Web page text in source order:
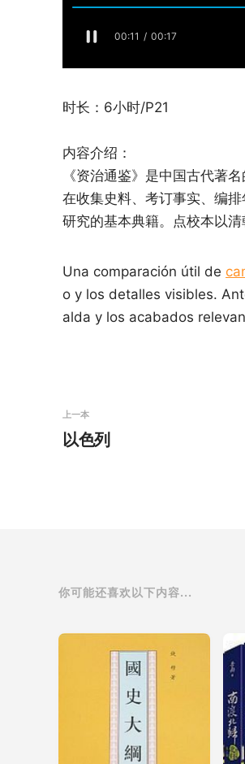
时长：6小时/P21
内容介绍：
《资治通鉴》是中国古代著
在收集史料、考订事实、编
研究的基本典籍。点校本以
Una comparación útil de
o y los detalles visibles.
alda y los acabados
上一本
以色列
你可能还喜欢以下内容...